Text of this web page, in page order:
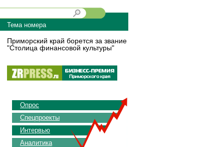
Тема номера
Приморский край борется за звание
"Столица финансовой культуры"
Опрос
Спецпроекты
Интервью
Аналитика